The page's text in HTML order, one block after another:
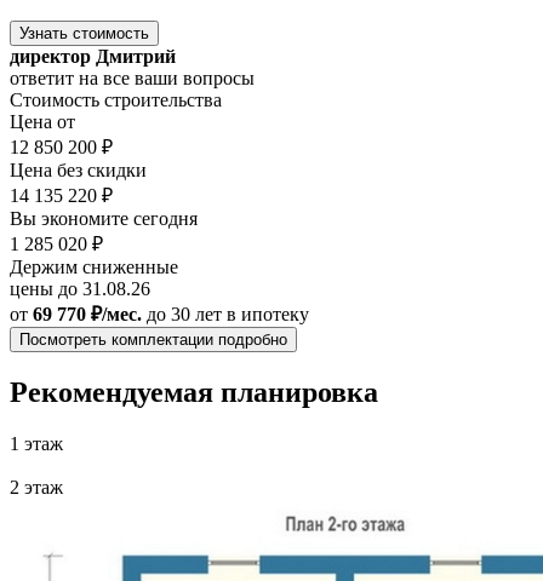
Узнать стоимость
директор Дмитрий
ответит на все ваши вопросы
Стоимость строительства
Цена от
12 850 200 ₽
Цена без скидки
14 135 220 ₽
Вы экономите сегодня
1 285 020 ₽
Держим сниженные
цены до 31.08.26
от 69 770 ₽/мес. до 30 лет в ипотеку
Посмотреть комплектации подробно
Рекомендуемая планировка
1 этаж
2 этаж